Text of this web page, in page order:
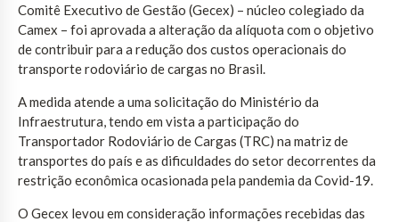
Comitê Executivo de Gestão (Gecex) – núcleo colegiado da
Camex – foi aprovada a alteração da alíquota com o objetivo
de contribuir para a redução dos custos operacionais do
transporte rodoviário de cargas no Brasil.
A medida atende a uma solicitação do Ministério da
Infraestrutura, tendo em vista a participação do
Transportador Rodoviário de Cargas (TRC) na matriz de
transportes do país e as dificuldades do setor decorrentes da
restrição econômica ocasionada pela pandemia da Covid-19.
O Gecex levou em consideração informações recebidas das